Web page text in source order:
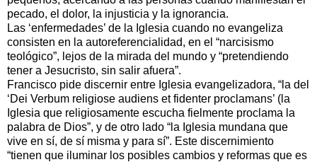
pecado, el dolor, la injusticia y la ignorancia.
Las ‘enfermedades’ de la Iglesia cuando no evangeliza
consisten en la autoreferencialidad, en el “narcisismo
teológico”, lejos de la mirada del mundo y “pretendiendo
tener a Jesucristo, sin salir afuera”.
Francisco pide discernir entre Iglesia evangelizadora, “la del
‘Dei Verbum religiose audiens et fidenter proclamans’ (la
Iglesia que religiosamente escucha fielmente proclama la
palabra de Dios”, y de otro lado “la Iglesia mundana que
vive en sí, de sí misma y para sí”. Este discernimiento
“tienen que iluminar los posibles cambios y reformas que es